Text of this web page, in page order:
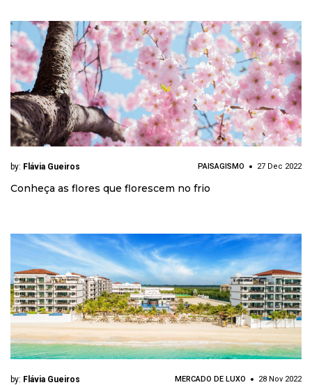
by: Flávia Gueiros PAISAGISMO 27 Dec 2022
Conheça as flores que florescem no frio
by: Flávia Gueiros MERCADO DE LUXO 28 Nov 2022